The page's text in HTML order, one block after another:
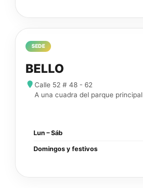
SEDE
BELLO
Calle 52 # 48 - 62
A una cuadra del parque principal
Lun – Sáb
Domingos y festivos